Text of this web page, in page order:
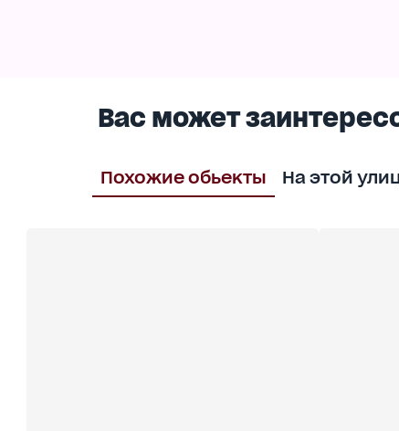
Вас может
Похожие обьекты На этой